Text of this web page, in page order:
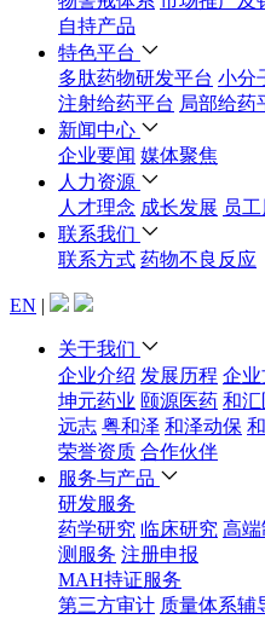
自持产品
特色平台
多肽药物研发平台 小分
注射给药平台 局部给药
新闻中心
企业要闻 媒体聚焦
人力资源
人才理念 成长发展 员
联系我们
联系方式 药物不良反应
EN |
关于我们
企业介绍 发展历程 企
坤元药业 颐源医药 和
远志 粤和泽 和泽动保
荣誉资质 合作伙伴
服务与产品
研发服务
药学研究 临床研究 高
测服务 注册申报
MAH持证服务
第三方审计 质量体系辅